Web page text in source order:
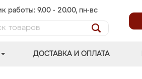
работы: 9.00 - 20.00, пн-вс
ДОСТАВКА И ОПЛАТА